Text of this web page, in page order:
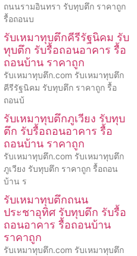
ถนนรามอินทรา รับทุบตึก ราคาถูก
รื้อถอนบ
รับเหมาทุบตึกคีรีรัฐนิคม รับ
ทุบตึก รับรื้อถอนอาคาร รื้อ
ถอนบ้าน ราคาถูก
รับเหมาทุบตึก.com รับเหมาทุบตึก
คีรีรัฐนิคม รับทุบตึก ราคาถูก รื้อ
ถอนบ้
รับเหมาทุบตึกภูเวียง รับทุบ
ตึก รับรื้อถอนอาคาร รื้อ
ถอนบ้าน ราคาถูก
รับเหมาทุบตึก.com รับเหมาทุบตึก
ภูเวียง รับทุบตึก ราคาถูก รื้อถอน
บ้าน ร
รับเหมาทุบตึกถนน
ประชาอุทิศ รับทุบตึก รับรื้อ
ถอนอาคาร รื้อถอนบ้าน
ราคาถูก
รับเหมาทุบตึก.com รับเหมาทุบตึก